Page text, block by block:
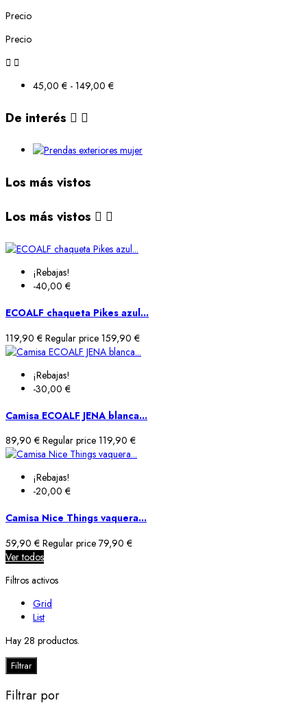
Precio
Precio
 
45,00 € - 149,00 €
De interés  
Los más vistos
Los más vistos  
¡Rebajas!
-40,00 €
ECOALF chaqueta Pikes azul...
119,90 € Regular price 159,90 €
¡Rebajas!
-30,00 €
Camisa ECOALF JENA blanca...
89,90 € Regular price 119,90 €
¡Rebajas!
-20,00 €
Camisa Nice Things vaquera...
59,90 € Regular price 79,90 €
Ver todos
Filtros activos
Grid
List
Hay 28 productos.
Filtrar
Filtrar por